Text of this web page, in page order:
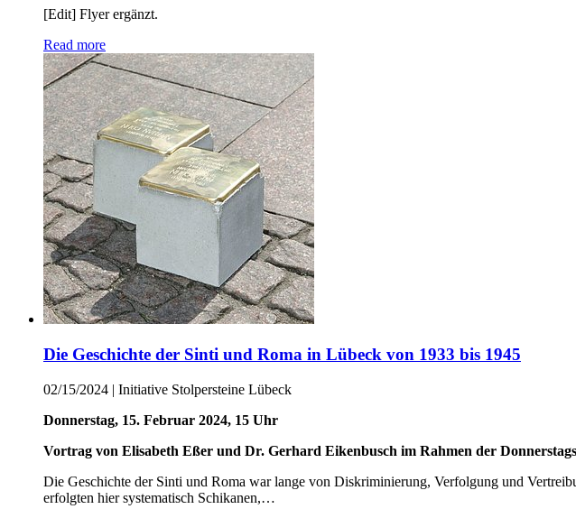
[Edit] Flyer ergänzt.
Read more
Die Geschichte der Sinti und Roma in Lübeck von 1933 bis 1945
02/15/2024 | Initiative Stolpersteine Lübeck
Donnerstag, 15. Februar 2024, 15 Uhr
Vortrag von Elisabeth Eßer und Dr. Gerhard Eikenbusch im Rahmen der
Die Geschichte der Sinti und Roma war lange von Diskriminierung, Verfolgung und
erfolgten hier systematisch Schikanen,…